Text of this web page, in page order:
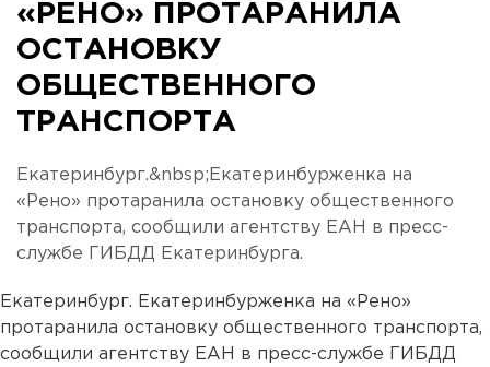
«РЕНО» ПРОТАРАНИЛА
ОСТАНОВКУ
ОБЩЕСТВЕННОГО
ТРАНСПОРТА
Екатеринбург.&nbsp;Екатеринбурженка на
«Рено» протаранила остановку общественного
транспорта, сообщили агентству ЕАН в пресс-
службе ГИБДД Екатеринбурга.
Екатеринбург. Екатеринбурженка на «Рено»
протаранила остановку общественного транспорта,
сообщили агентству ЕАН в пресс-службе ГИБДД